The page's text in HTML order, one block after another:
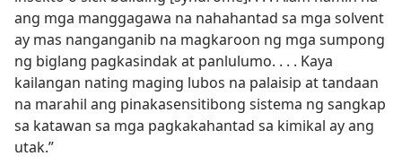
ang mga manggagawa na nahahantad sa mga solvent
ay mas nanganganib na magkaroon ng mga sumpong
ng biglang pagkasindak at panlulumo. . . . Kaya
kailangan nating maging lubos na palaisip at tandaan
na marahil ang pinakasensitibong sistema ng sangkap
sa katawan sa mga pagkakahantad sa kimikal ay ang
utak.”